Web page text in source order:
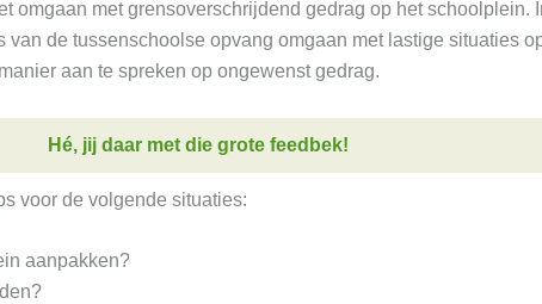
omgaan met grensoverschrijdend gedrag op het schoolplein.
de tussenschoolse opvang omgaan met lastige situaties
aan te spreken op ongewenst gedrag.
Hé, jij daar met die grote feedbek!
voor de volgende situaties:
aanpakken?